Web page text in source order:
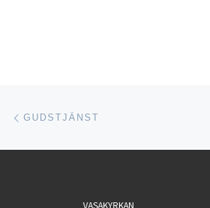
Inläggsnavigering
GUDSTJÄNST
VASAKYRKAN